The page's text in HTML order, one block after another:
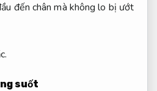
đến chân mà không lo bị ướt
suốt